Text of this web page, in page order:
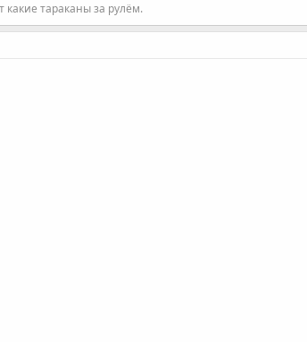
тараканы за рулём.